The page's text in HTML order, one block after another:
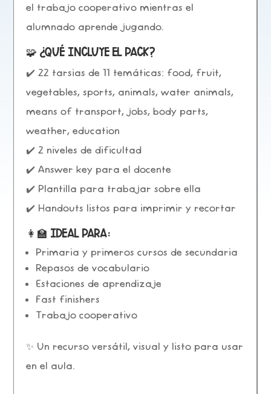
el trabajo cooperativo mientras el
alumnado aprende jugando.
🧩 ¿Qué incluye el pack?
✔️22 tarsias de 11 temáticas: food, fruit,
vegetables, sports, animals, water animals,
means of transport, jobs, body parts,
weather, education
✔️2 niveles de dificultad
✔️Answer key para el docente
✔️ Plantilla para trabajar sobre ella
✔️ Handouts listos para imprimir y recortar
👩‍🏫 Ideal para:
Primaria y primeros cursos de secundaria
Repasos de vocabulario
Estaciones de aprendizaje
Fast finishers
Trabajo cooperativo
✨ Un recurso versátil, visual y listo para usar
en el aula.